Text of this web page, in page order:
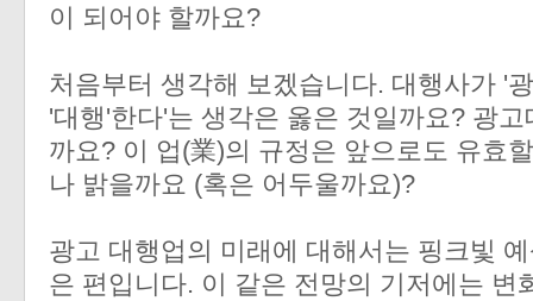
이 되어야 할까요?
처음부터 생각해 보겠습니다. 대행사가 '
'대행'한다'는 생각은 옳은 것일까요? 광
까요? 이 업(業)의 규정은 앞으로도 유효
나 밝을까요 (혹은 어두울까요)?
광고 대행업의 미래에 대해서는 핑크빛
은 편입니다. 이 같은 전망의 기저에는 변